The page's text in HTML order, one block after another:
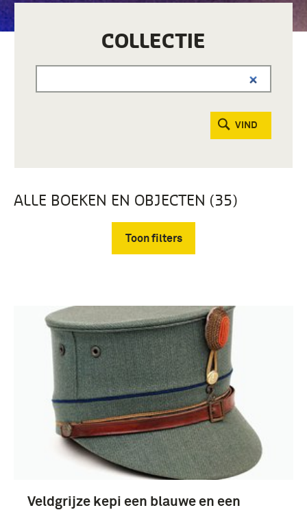
COLLECTIE
VIND
ALLE BOEKEN EN OBJECTEN (35)
Toon filters
hoofddeksels (35)
adjudant (35)
vaandrig (17)
Veldgrijze kepi een blauwe en een